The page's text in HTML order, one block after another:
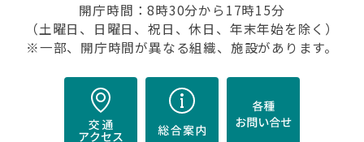
開庁時間：8時30分から17時15分
（土曜日、日曜日、祝日、休日、年末年始を除く）
※一部、開庁時間が異なる組織、施設があります。